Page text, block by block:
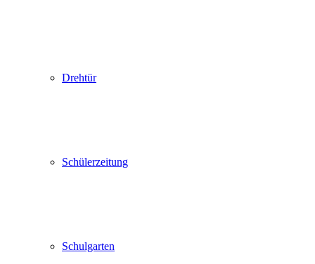
Drehtür
Schülerzeitung
Schulgarten